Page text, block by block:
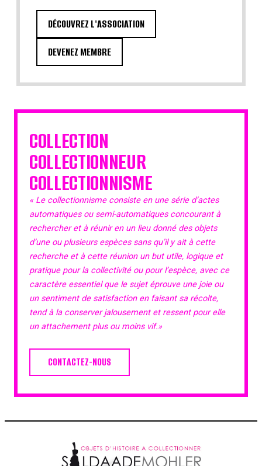
DÉCOUVREZ L'ASSOCIATION
DEVENEZ MEMBRE
COLLECTION
COLLECTIONNEUR
COLLECTIONNISME
« Le collectionnisme consiste en une série d’actes
automatiques ou semi-automatiques concourant à
rechercher et à réunir en un lieu donné des objets
d’une ou plusieurs espèces sans qu’il y ait à cette
recherche et à cette réunion un but utile, logique et
pratique pour la collectivité ou pour l’espèce, avec ce
caractère essentiel que le sujet éprouve une joie ou
un sentiment de satisfaction en faisant sa récolte,
tend à la conserver jalousement et ressent pour elle
un attachement plus ou moins vif.»
CONTACTEZ-NOUS